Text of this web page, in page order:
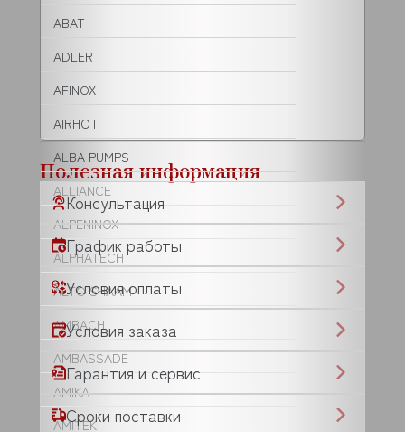
ABAT
ADLER
AFINOX
AIRHOT
ALBA PUMPS
ALLIANCE
ALPENINOX
ALPHATECH
ALTO SHAAM
AMBACH
AMBASSADE
AMIKA
AMITEK
Полезная информация
Консультация
График работы
Условия оплаты
Условия заказа
Гарантия и сервис
Сроки поставки